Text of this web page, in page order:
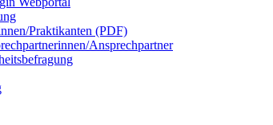
Praktikanten (PDF)
Ansprechpartner